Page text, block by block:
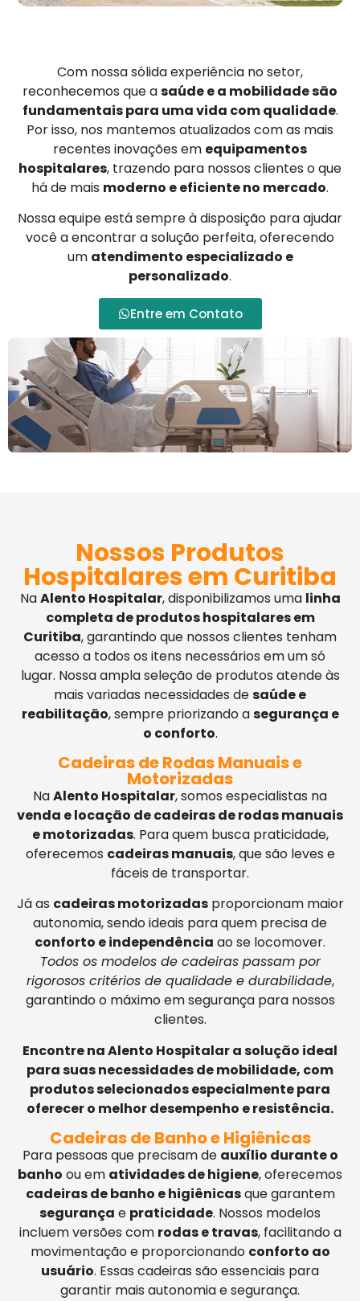
Com nossa sólida experiência no setor,
reconhecemos que asaúde e a mobilidade são
fundamentais para uma vida com qualidade.
Por isso, nos mantemos atualizados com as mais
recentes inovações em equipamentos
hospitalares, trazendo para nossos clientes o que
há de mais moderno e eficiente no mercado.
Nossa equipe está sempre à disposição para ajudar
você a encontrar a solução perfeita, oferecendo
um atendimento especializado e
personalizado.
Entre em Contato
Nossos Produtos
Hospitalares em Curitiba
NaAlento Hospitalar, disponibilizamos uma linha
completa de produtos hospitalares em
Curitiba, garantindo que nossos clientes tenham
acesso a todos os itens necessários em um só
lugar. Nossa ampla seleção de produtos atende às
mais variadas necessidades desaúde e
reabilitação, sempre priorizando asegurança e
o conforto.
Cadeiras de Rodas Manuais e
Motorizadas
NaAlento Hospitalar, somos especialistas na
venda e locação de cadeiras de rodas manuais
e motorizadas. Para quem busca praticidade,
oferecemos cadeiras manuais, que são leves e
fáceis de transportar.
Já as cadeiras motorizadasproporcionam maior
autonomia, sendo ideais para quem precisa de
conforto e independência ao se locomover.
Todos os modelos de cadeiras passam por
rigorosos critérios de qualidade e durabilidade,
garantindo o máximo em segurança para nossos
clientes.
Encontre na Alento Hospitalar a solução ideal
para suas necessidades de mobilidade, com
produtos selecionados especialmente para
oferecer o melhor desempenho e resistência.
Cadeiras de Banho e Higiênicas
Para pessoas que precisam de auxílio durante o
banho ou em atividades de higiene, oferecemos
cadeiras de banho e higiênicasque garantem
segurança e praticidade. Nossos modelos
incluem versões com rodas e travas, facilitando a
movimentação e proporcionando conforto ao
usuário. Essas cadeiras são essenciais para
garantir mais autonomia e segurança.